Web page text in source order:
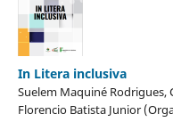
In Litera inclusiva
Suelem Maquiné Rodrigues,
Florencio Batista Junior